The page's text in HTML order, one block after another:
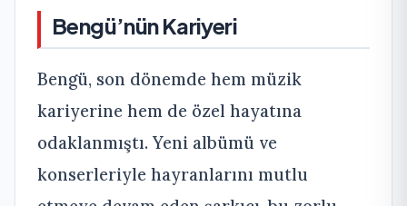
Bengü’nün Kariyeri
Bengü, son dönemde hem müzik
kariyerine hem de özel hayatına
odaklanmıştı. Yeni albümü ve
konserleriyle hayranlarını mutlu